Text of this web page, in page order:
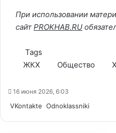
При использовании
сайт PROKHAB.RU
Tags
ЖКХ
Общество
16 июня 2026, 6:03
VKontakte Odnoklassniki